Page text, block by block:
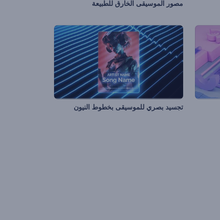
مصور الموسيقى الخارق للطبيعة
تجسيد بصري للموسيقى بخطوط النيون